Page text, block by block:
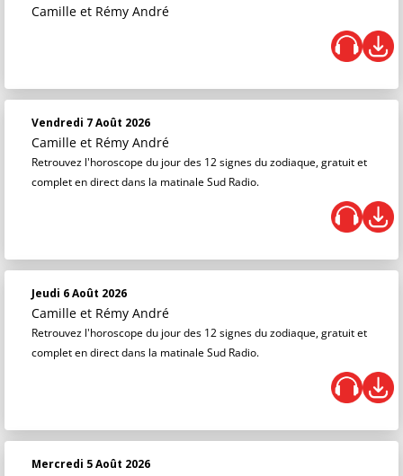
Camille et Rémy André
Vendredi 7 Août 2026
Camille et Rémy André
Retrouvez l'horoscope du jour des 12 signes du zodiaque, gratuit et
complet en direct dans la matinale Sud Radio.
Jeudi 6 Août 2026
Camille et Rémy André
Retrouvez l'horoscope du jour des 12 signes du zodiaque, gratuit et
complet en direct dans la matinale Sud Radio.
Mercredi 5 Août 2026